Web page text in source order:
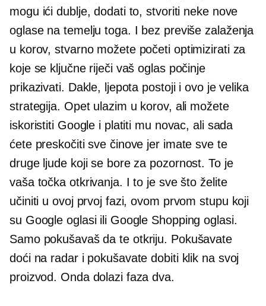
mogu ići dublje, dodati to, stvoriti neke nove
oglase na temelju toga. I bez previše zalaženja
u korov, stvarno možete početi optimizirati za
koje se ključne riječi vaš oglas počinje
prikazivati. Dakle, ljepota postoji i ovo je velika
strategija. Opet ulazim u korov, ali možete
iskoristiti Google i platiti mu novac, ali sada
ćete preskočiti sve činove jer imate sve te
druge ljude koji se bore za pozornost. To je
vaša točka otkrivanja. I to je sve što želite
učiniti u ovoj prvoj fazi, ovom prvom stupu koji
su Google oglasi ili Google Shopping oglasi.
Samo pokušavaš da te otkriju. Pokušavate
doći na radar i pokušavate dobiti klik na svoj
proizvod. Onda dolazi faza dva.